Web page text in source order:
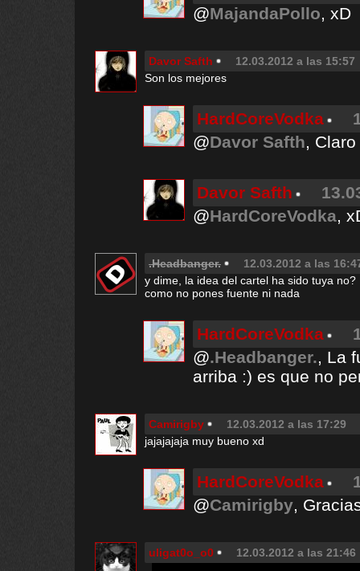
@MajandaPollo, xD
Davor Safth
12.03.2012 a las 15:57
Son los mejores
HardCoreVodka
@Davor Safth, Claro
Davor Safth
@HardCoreVodka,
.Headbanger.
12.03.2012 a las
y dime, la idea del cartel ha sido tuya no?
como no pones fuente ni nada
HardCoreVodka
@.Headbanger., La
arriba :) es que no
Camirigby
12.03.2012 a las 17:29
jajajajaja muy bueno xd
HardCoreVodka
@Camirigby,
uligat0o_o0 12.03.2012 a las 21:46